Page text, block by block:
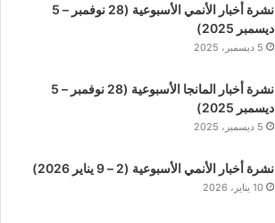
نشرة أخبار الأنمي الأسبوعية (28 نوفمبر – 5
ديسمبر 2025)
5 ديسمبر، 2025
نشرة أخبار المانجا الأسبوعية (28 نوفمبر – 5
ديسمبر 2025)
5 ديسمبر، 2025
نشرة أخبار الأنمي الأسبوعية (2 – 9 يناير 2026)
10 يناير، 2026